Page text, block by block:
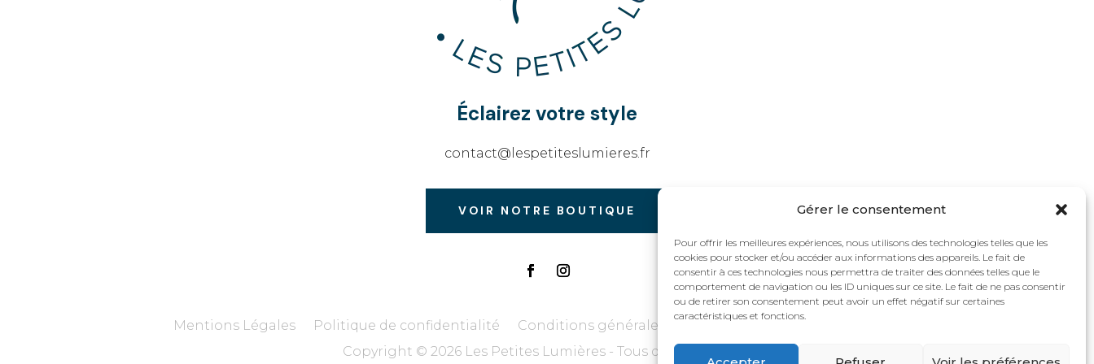
Gérer le consentement
Pour offrir les meilleures expériences, nous utilisons des technologies telles que les
cookies pour stocker et/ou accéder aux informations des appareils. Le fait de
consentir à ces technologies nous permettra de traiter des données telles que le
comportement de navigation ou les ID uniques sur ce site. Le fait de ne pas consentir
ou de retirer son consentement peut avoir un effet négatif sur certaines
caractéristiques et fonctions.
Éclairez votre style
contact@lespetiteslumieres.fr
VOIR NOTRE BOUTIQUE
Mentions Légales Politique de confidentialité Conditions générales de ventes
Copyright © 2026 Les Petites Lumières - Tous droits réservés.